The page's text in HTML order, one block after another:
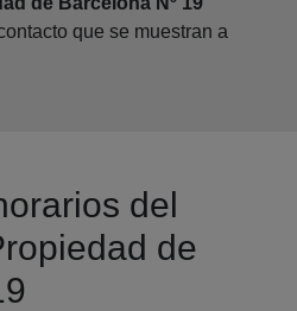
que se muestran a
del
de